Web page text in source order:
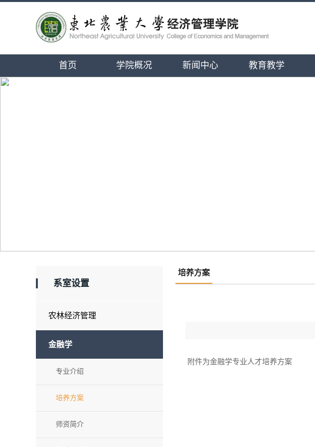
首页 学院概况 新闻中心 教育教学
系室设置
农林经济管理
金融学
专业介绍
培养方案
师资简介
培养方案
附件为金融学专业人才培养方案